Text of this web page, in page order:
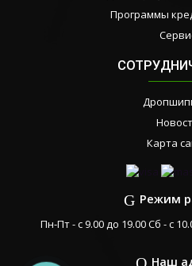
Программы
Карта
Режим
Пн-Пт - с 9.00 до 19.00 Сб - с
Наш